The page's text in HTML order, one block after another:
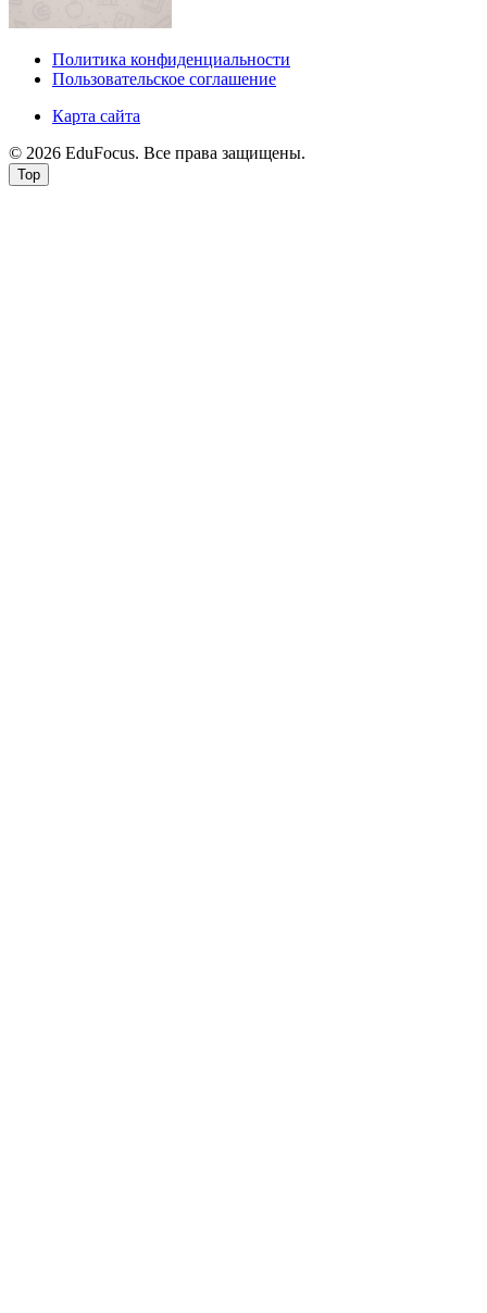
Политика конфиденциальности
Пользовательское соглашение
Карта сайта
© 2026 EduFocus. Все права защищены.
Top